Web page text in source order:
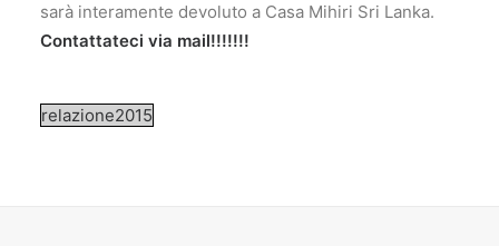
sarà interamente devoluto a Casa Mihiri Sri Lanka.
Contattateci via mail!!!!!!!
relazione2015